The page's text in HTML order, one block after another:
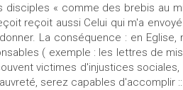
« comme des brebis au
reçoit aussi Celui qui m'a envoyé
La conséquence : en Eglise,
( exemple : les lettres de
victimes d'injustices sociales,
serez capables d'accomplir